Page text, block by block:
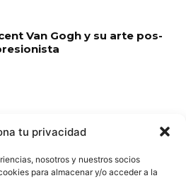
tu privacidad
nosotros y nuestros socios
para almacenar y/o acceder a la
Van Gogh y su arte pos-
en la Península Ibérica